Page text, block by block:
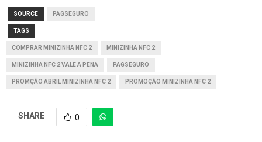
SOURCE PAGSEGURO
TAGS
COMPRAR MINIZINHA NFC 2 MINIZINHA NFC 2
MINIZINHA NFC 2 VALE A PENA PAGSEGURO
PROMÇÃO ABRIL MINIZINHA NFC 2 PROMOÇÃO MINIZINHA NFC 2
SHARE 0